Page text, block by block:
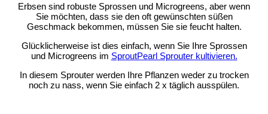
Erbsen sind robuste Sprossen und Microgreens, aber wenn
Sie möchten, dass sie den oft gewünschten süßen
Geschmack bekommen, müssen Sie sie feucht halten.
Glücklicherweise ist dies einfach, wenn Sie Ihre Sprossen
und Microgreens im SproutPearl Sprouter kultivieren.
In diesem Sprouter werden Ihre Pflanzen weder zu trocken
noch zu nass, wenn Sie einfach 2 x täglich ausspülen.